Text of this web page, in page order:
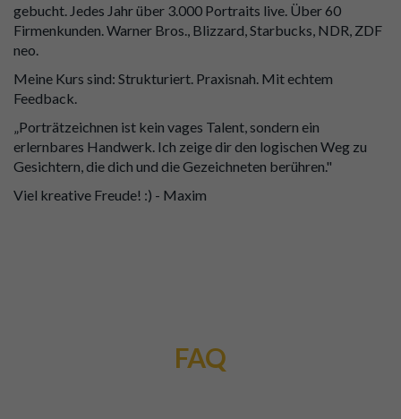
gebucht. Jedes Jahr über 3.000 Portraits live. Über 60
Firmenkunden. Warner Bros., Blizzard, Starbucks, NDR, ZDF
neo.
Meine Kurs sind: Strukturiert. Praxisnah. Mit echtem
Feedback.
„Porträtzeichnen ist kein vages Talent, sondern ein
erlernbares Handwerk. Ich zeige dir den logischen Weg zu
Gesichtern, die dich und die Gezeichneten berühren."
Viel kreative Freude! :) - Maxim
FAQ